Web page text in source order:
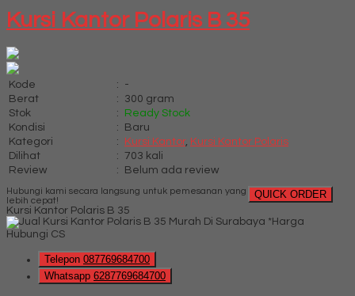
Kursi Kantor Polaris B 35
Kode :
-
Berat
:
300 gram
Stok
:
Ready Stock
Kondisi
:
Baru
Kategori
: Kursi Kantor, Kursi Kantor Polaris
Dilihat
: 703 kali
Review
: Belum ada review
QUICK ORDER
Hubungi kami secara langsung untuk pemesanan yang
lebih cepat!
Kursi Kantor Polaris B 35
*Harga
Hubungi CS
Telepon 087769684700
Whatsapp 6287769684700